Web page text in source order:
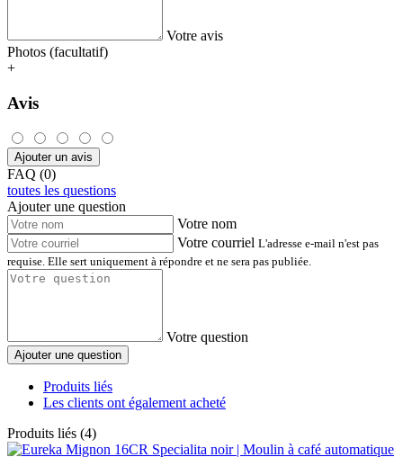
Votre avis
Photos (facultatif)
+
Avis
Ajouter un avis
FAQ (0)
toutes les questions
Ajouter une question
Votre nom
Votre courriel L'adresse e-mail n'est pas
requise. Elle sert uniquement à répondre et ne sera pas publiée.
Votre question
Ajouter une question
Produits liés
Les clients ont également acheté
Produits liés (4)